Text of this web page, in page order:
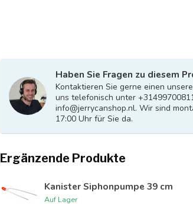
Haben Sie Fragen zu diesem
Kontaktieren Sie gerne einen
uns telefonisch unter
info@jerrycanshop.nl. Wir sind
17:00 Uhr für Sie da.
Ergänzende Produkte
Kanister Siphonpumpe 39 cm
Auf Lager